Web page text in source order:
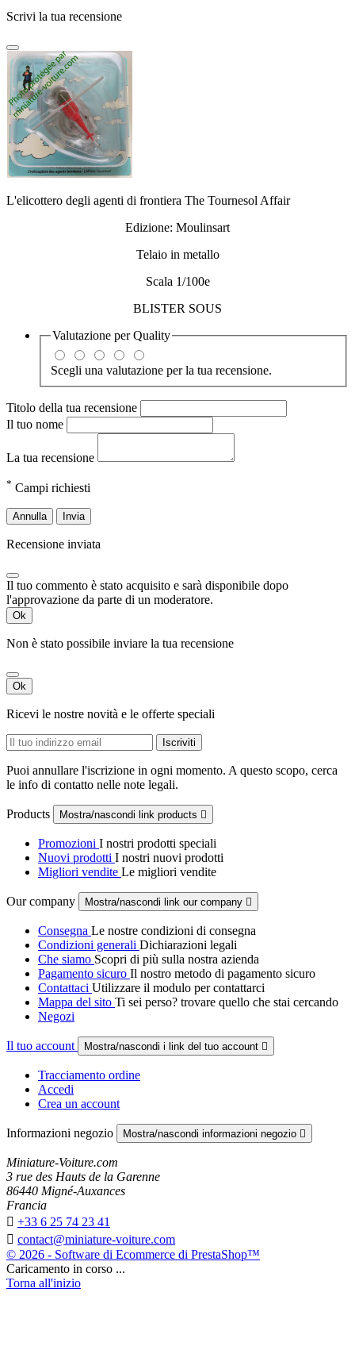
Scrivi la tua recensione
L'elicottero degli agenti di frontiera The Tournesol Affair
Edizione: Moulinsart
Telaio in metallo
Scala 1/100e
BLISTER SOUS
Valutazione perQuality
Scegli una valutazione per la tua recensione.
Titolo della tua recensione
Il tuo nome
La tua recensione
* Campi richiesti
Annulla Invia
Recensione inviata
Il tuo commento è stato acquisito e sarà disponibile dopo
l'approvazione da parte di un moderatore.
Ok
Non è stato possibile inviare la tua recensione
Ok
Ricevi le nostre novità e le offerte speciali
Puoi annullare l'iscrizione in ogni momento. A questo scopo, cerca
le info di contatto nelle note legali.
Products Mostra/nascondi link products 
Promozioni I nostri prodotti speciali
Nuovi prodotti I nostri nuovi prodotti
Migliori vendite Le migliori vendite
Our company Mostra/nascondi link our company 
Consegna Le nostre condizioni di consegna
Condizioni generali Dichiarazioni legali
Che siamo Scopri di più sulla nostra azienda
Pagamento sicuro Il nostro metodo di pagamento sicuro
Contattaci Utilizzare il modulo per contattarci
Mappa del sito Ti sei perso? trovare quello che stai cercando
Negozi
Il tuo account Mostra/nascondi i link del tuo account 
Tracciamento ordine
Accedi
Crea un account
Informazioni negozio Mostra/nascondi informazioni negozio 
Miniature-Voiture.com
3 rue des Hauts de la Garenne
86440 Migné-Auxances
Francia
 +33 6 25 74 23 41
 contact@miniature-voiture.com
© 2026 - Software di Ecommerce di PrestaShop™
Caricamento in corso ...
Torna all'inizio